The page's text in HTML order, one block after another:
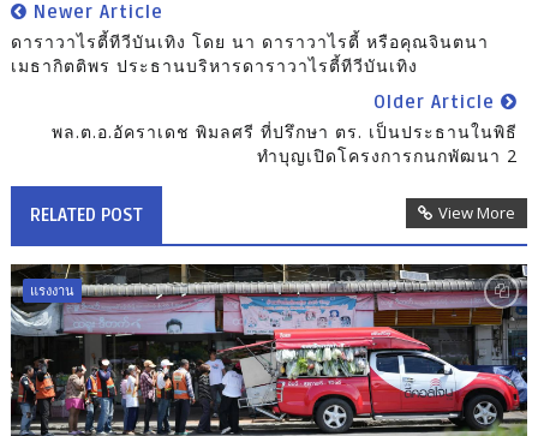
Newer Article
ดาราวาไรตี้ทีวีบันเทิง โดย นา ดาราวาไรตี้ หรือคุณจินตนา
เมธากิตติพร ประธานบริหารดาราวาไรตี้ทีวีบันเทิง
Older Article
พล.ต.อ.อัคราเดช พิมลศรี ที่ปรึกษา ตร. เป็นประธานในพิธี
ทำบุญเปิดโครงการกนกพัฒนา 2
RELATED POST View More
แรงงาน